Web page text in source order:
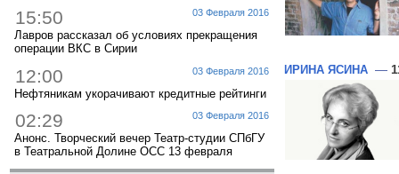
03 Февраля 2016
15:50
Лавров рассказал об условиях прекращения
операции ВКС в Сирии
03 Февраля 2016
12:00
Нефтяникам укорачивают кредитные рейтинги
03 Февраля 2016
02:29
Анонс. Творческий вечер Театр-студии СПбГУ
в Театральной Долине ОСС 13 февраля
ИРИНА ЯСИНА —